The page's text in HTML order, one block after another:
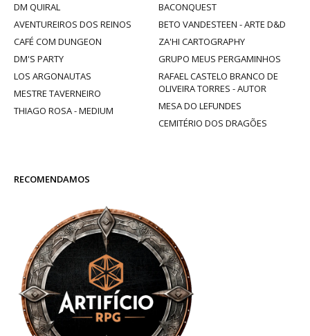
DM QUIRAL
BACONQUEST
AVENTUREIROS DOS REINOS
BETO VANDESTEEN - ARTE D&D
CAFÉ COM DUNGEON
ZA'HI CARTOGRAPHY
DM'S PARTY
GRUPO MEUS PERGAMINHOS
LOS ARGONAUTAS
RAFAEL CASTELO BRANCO DE
OLIVEIRA TORRES - AUTOR
MESTRE TAVERNEIRO
MESA DO LEFUNDES
THIAGO ROSA - MEDIUM
CEMITÉRIO DOS DRAGÕES
RECOMENDAMOS